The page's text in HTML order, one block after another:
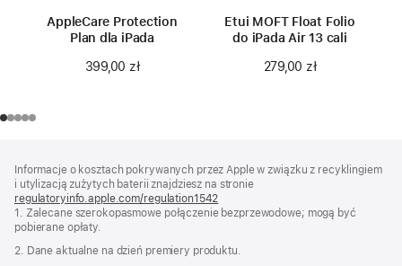
AppleCare Protection
Plan dla iPada
399,00 zł
Etui MOFT Float Folio
do iPada Air 13 cali
279,00 zł
Informacje o kosztach pokrywanych przez Apple w związku z recyklingiem
i utylizacją zużytych baterii znajdziesz na stronie
regulatoryinfo.apple.com/regulation1542
się
1. Zalecane szerokopasmowe połączenie bezprzewodowe; mogą być
pobierane opłaty.
2. Dane aktualne na dzień premiery produktu.